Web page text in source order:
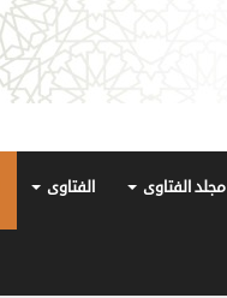
مجلد الفتاوى الفتاوى